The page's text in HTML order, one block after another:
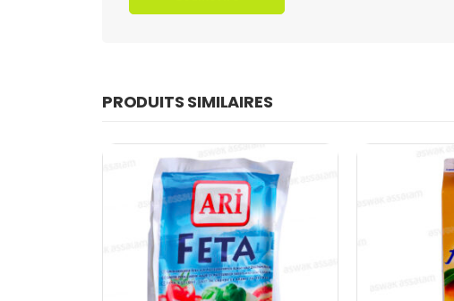
PRODUITS SIMILAIRES